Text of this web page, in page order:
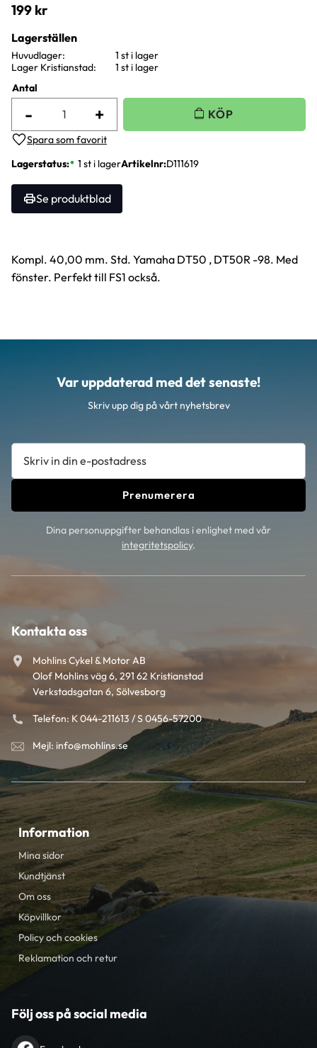
199 kr
Antal
+
-
Lägg till i favoriter
Lagerstatus 1 st i lagerArtikelnr D111619
Se produktblad
Lagerställen
Huvudlager
1 st i lager
Lager Kristianstad
1 st i lager
Kompl. 40,00 mm. Std. Yamaha DT50 , DT50R -98. Med
fönster. Perfekt till FS1 också.
Var uppdaterad med det senaste!
Skriv upp dig på vårt nyhetsbrev
Prenumerera
Dina personuppgifter behandlas i enlighet med vår
integritetspolicy.
Kontakta oss
Mohlins Cykel & Motor AB
Olof Mohlins väg 6, 291 62 Kristianstad
Verkstadsgatan 6, Sölvesborg
Telefon: K 044-211613 / S 0456-57200
Mejl: info@mohlins.se
Information
Mina sidor
Kundtjänst
Om oss
Köpvillkor
Policy och cookies
Reklamation och retur
Följ oss på social media